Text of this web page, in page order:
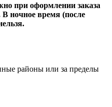
при оформлении заказа
ночное время (после
районы или за пределы